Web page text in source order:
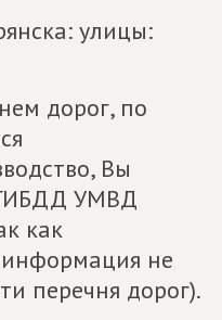
улицы:
дорог, по
Вы
УМВД
как
не
перечня дорог).